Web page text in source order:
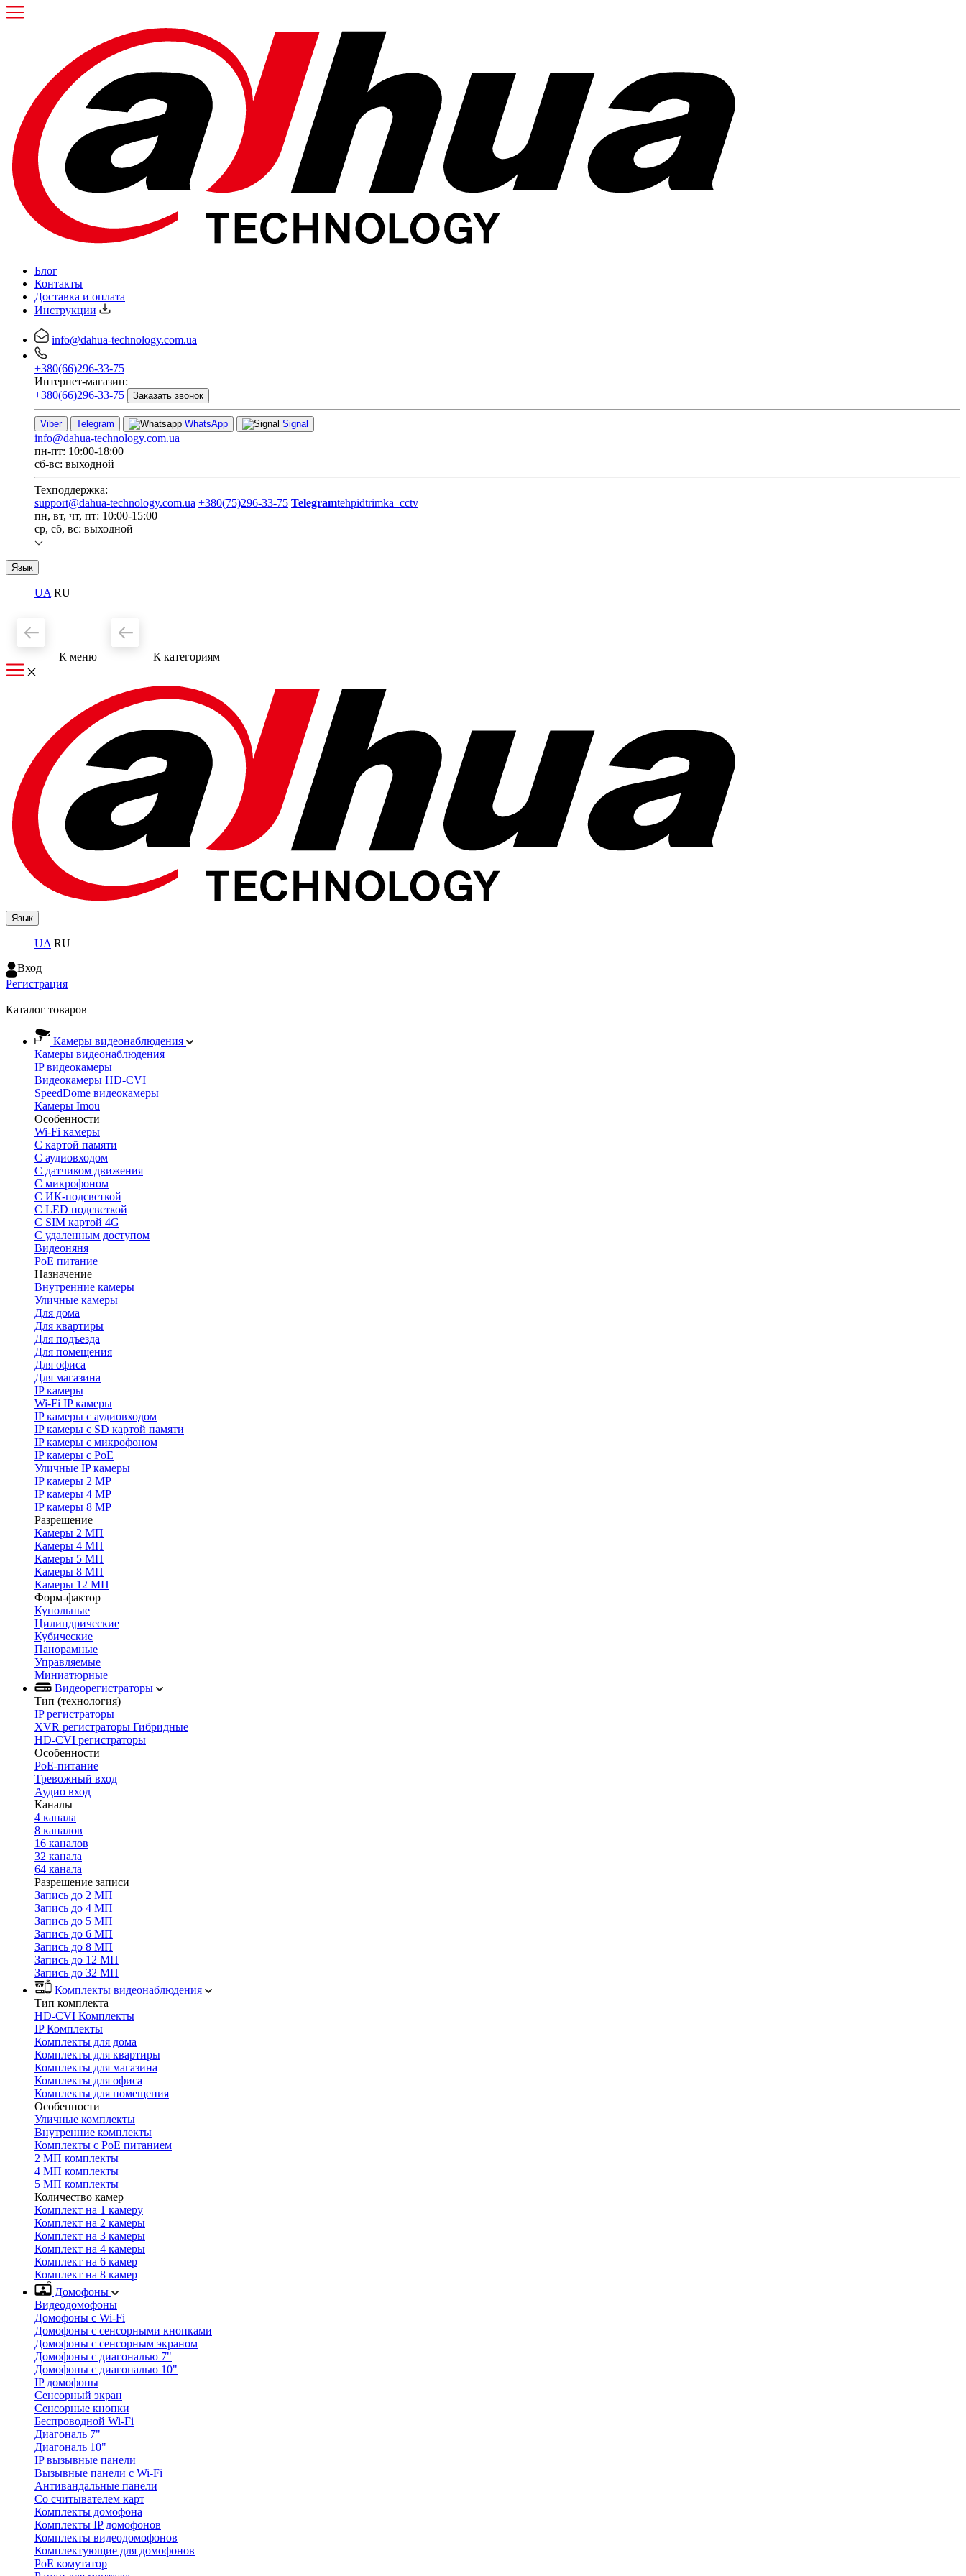
Блог
Контакты
Доставка и оплата
Инструкции
info@dahua-technology.com.ua
+380(66)296-33-75
Интернет-магазин:
+380(66)296-33-75
Заказать звонок
Viber Telegram WhatsApp Signal
info@dahua-technology.com.ua
пн-пт: 10:00-18:00
сб-вс: выходной
Техподдержка:
support@dahua-technology.com.ua +380(75)296-33-75 Telegramtehpidtrimka_cctv
пн, вт, чт, пт: 10:00-15:00
ср, сб, вс: выходной
Язык
UA RU
К меню К категориям
Язык
UA RU
Вход
Регистрация
Каталог товаров
Камеры видеонаблюдения
Камеры видеонаблюдения
IP видеокамеры
Видеокамеры HD-CVI
SpeedDome видеокамеры
Камеры Imou
Особенности
Wi-Fi камеры
С картой памяти
С аудиовходом
С датчиком движения
С микрофоном
С ИК-подсветкой
С LED подсветкой
C SIM картой 4G
C удаленным доступом
Видеоняня
PoE питание
Назначение
Внутренние камеры
Уличные камеры
Для дома
Для квартиры
Для подъезда
Для помещения
Для офиса
Для магазина
IP камеры
Wi-Fi IP камеры
IP камеры с аудиовходом
IP камеры с SD картой памяти
IP камеры с микрофоном
IP камеры с PoE
Уличные IP камеры
IP камеры 2 MP
IP камеры 4 MP
IP камеры 8 MP
Разрешение
Камеры 2 МП
Камеры 4 МП
Камеры 5 МП
Камеры 8 МП
Камеры 12 МП
Форм-фактор
Купольные
Цилиндрические
Кубические
Панорамные
Управляемые
Миниатюрные
Видеорегистраторы
Тип (технология)
IP регистраторы
XVR регистраторы Гибридные
HD-CVI регистраторы
Особенности
PoE-питание
Тревожный вход
Аудио вход
Каналы
4 канала
8 каналов
16 каналов
32 канала
64 канала
Разрешение записи
Запись до 2 МП
Запись до 4 МП
Запись до 5 МП
Запись до 6 МП
Запись до 8 МП
Запись до 12 МП
Запись до 32 МП
Комплекты видеонаблюдения
Тип комплекта
HD-CVI Комплекты
IP Комплекты
Комплекты для дома
Комплекты для квартиры
Комплекты для магазина
Комплекты для офиса
Комплекты для помещения
Особенности
Уличные комплекты
Внутренние комплекты
Комплекты с PoE питанием
2 МП комплекты
4 МП комплекты
5 МП комплекты
Количество камер
Комплект на 1 камеру
Комплект на 2 камеры
Комплект на 3 камеры
Комплект на 4 камеры
Комплект на 6 камер
Комплект на 8 камер
Домофоны
Видеодомофоны
Домофоны с Wi-Fi
Домофоны с сенсорными кнопками
Домофоны с сенсорным экраном
Домофоны с диагональю 7"
Домофоны с диагональю 10"
IP домофоны
Сенсорный экран
Сенсорные кнопки
Беспроводной Wi-Fi
Диагональ 7"
Диагональ 10"
IP вызывные панели
Вызывные панели с Wi-Fi
Антивандальные панели
Со считывателем карт
Комплекты домофона
Комплекты IP домофонов
Комплекты видеодомофонов
Комплектующие для домофонов
PoE комутатор